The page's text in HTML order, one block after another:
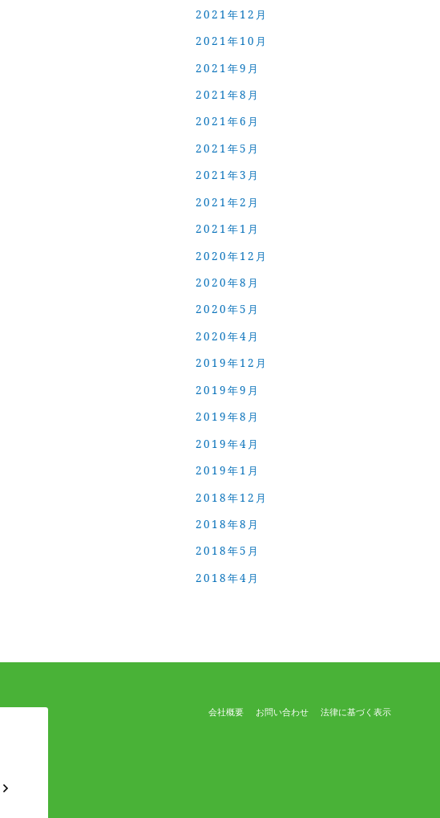
2021年12月
2021年10月
2021年9月
2021年8月
2021年6月
2021年5月
2021年3月
2021年2月
2021年1月
2020年12月
2020年8月
2020年5月
2020年4月
2019年12月
2019年9月
2019年8月
2019年4月
2019年1月
2018年12月
2018年8月
2018年5月
2018年4月
会社概要 お問い合わせ 法律に基づく表示